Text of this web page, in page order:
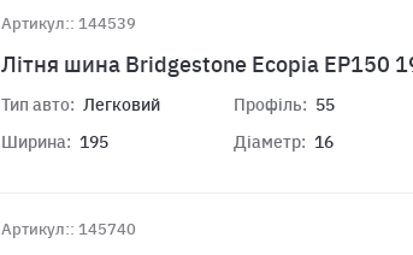
Артикул:: 144539
Літня шина Bridgestone Ecopia EP150
Тип авто: Легковий
Ширина: 195
Профіль: 55
Діаметр: 16
Артикул:: 145740